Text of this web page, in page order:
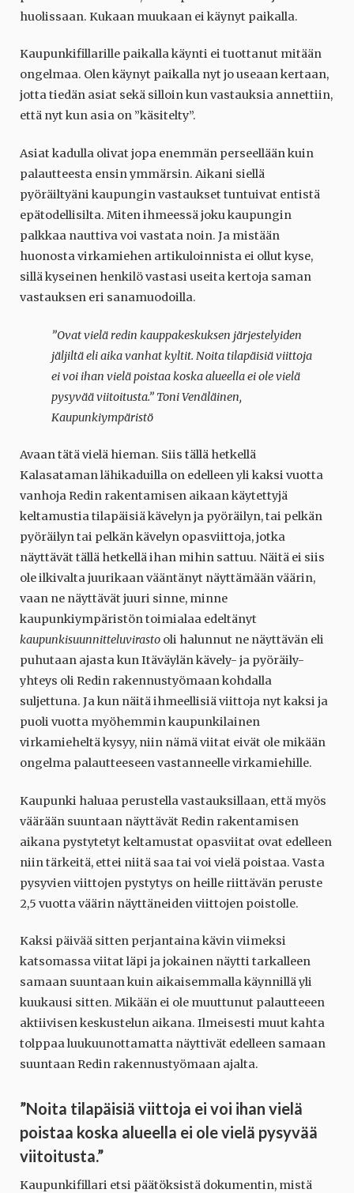
huolissaan. Kukaan muukaan ei käynyt paikalla.
Kaupunkifillarille paikalla käynti ei tuottanut mitään
ongelmaa. Olen käynyt paikalla nyt jo useaan kertaan,
jotta tiedän asiat sekä silloin kun vastauksia annettiin,
että nyt kun asia on ”käsitelty”.
Asiat kadulla olivat jopa enemmän perseellään kuin
palautteesta ensin ymmärsin. Aikani siellä
pyöräiltyäni kaupungin vastaukset tuntuivat entistä
epätodellisilta. Miten ihmeessä joku kaupungin
palkkaa nauttiva voi vastata noin. Ja mistään
huonosta virkamiehen artikuloinnista ei ollut kyse,
sillä kyseinen henkilö vastasi useita kertoja saman
vastauksen eri sanamuodoilla.
”Ovat vielä redin kauppakeskuksen järjestelyiden
jäljiltä eli aika vanhat kyltit. Noita tilapäisiä viittoja
ei voi ihan vielä poistaa koska alueella ei ole vielä
pysyvää viitoitusta.” Toni Venäläinen,
Kaupunkiympäristö
Avaan tätä vielä hieman. Siis tällä hetkellä
Kalasataman lähikaduilla on edelleen yli kaksi vuotta
vanhoja Redin rakentamisen aikaan käytettyjä
keltamustia tilapäisiä kävelyn ja pyöräilyn, tai pelkän
pyöräilyn tai pelkän kävelyn opasviittoja, jotka
näyttävät tällä hetkellä ihan mihin sattuu. Näitä ei siis
ole ilkivalta juurikaan vääntänyt näyttämään väärin,
vaan ne näyttävät juuri sinne, minne
kaupunkiympäristön toimialaa edeltänyt
kaupunkisuunnitteluvirasto oli halunnut ne näyttävän eli
puhutaan ajasta kun Itäväylän kävely- ja pyöräily-
yhteys oli Redin rakennustyömaan kohdalla
suljettuna. Ja kun näitä ihmeellisiä viittoja nyt kaksi ja
puoli vuotta myöhemmin kaupunkilainen
virkamieheltä kysyy, niin nämä viitat eivät ole mikään
ongelma palautteeseen vastanneelle virkamiehille.
Kaupunki haluaa perustella vastauksillaan, että myös
väärään suuntaan näyttävät Redin rakentamisen
aikana pystytetyt keltamustat opasviitat ovat edelleen
niin tärkeitä, ettei niitä saa tai voi vielä poistaa. Vasta
pysyvien viittojen pystytys on heille riittävän peruste
2,5 vuotta väärin näyttäneiden viittojen poistolle.
Kaksi päivää sitten perjantaina kävin viimeksi
katsomassa viitat läpi ja jokainen näytti tarkalleen
samaan suuntaan kuin aikaisemmalla käynnillä yli
kuukausi sitten. Mikään ei ole muuttunut palautteeen
aktiivisen keskustelun aikana. Ilmeisesti muut kahta
tolppaa luukuunottamatta näyttivät edelleen samaan
suuntaan Redin rakennustyömaan ajalta.
”Noita tilapäisiä viittoja ei voi ihan vielä
poistaa koska alueella ei ole vielä pysyvää
viitoitusta.”
Kaupunkifillari etsi päätöksistä dokumentin, mistä